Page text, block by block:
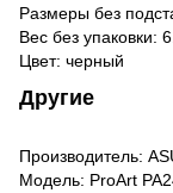
Размеры без
Вес без упаковки:
Цвет: черный
Другие
Производитель:
Модель: ProArt